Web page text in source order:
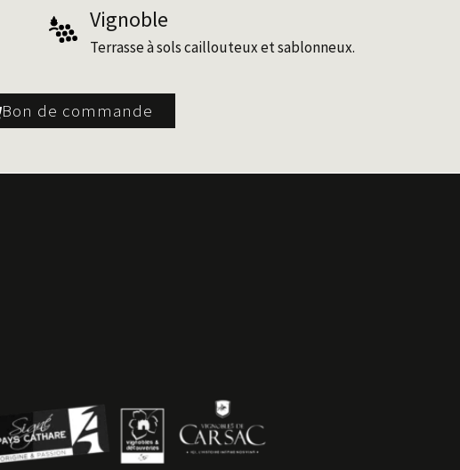
Vignoble
Terrasse à sols caillouteux et sablonneux.
Bon de commande